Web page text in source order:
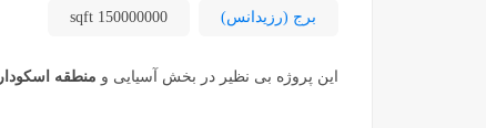
برج (رزیدانس) 150000000 sqft
این پروژه بی نظیر در بخش آسیایی و منطقه اسکودار